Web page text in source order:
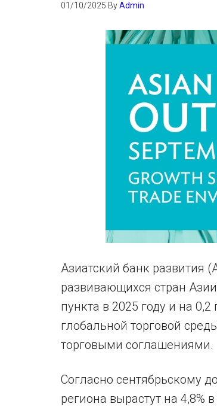
01/10/2025 ByAdmin
Азиатский банк развития
развивающихся стран
пункта в 2025 году и на
глобальной торговой
торговыми соглашениями.
Согласно сентябрьскому
региона вырастут на 4,8%